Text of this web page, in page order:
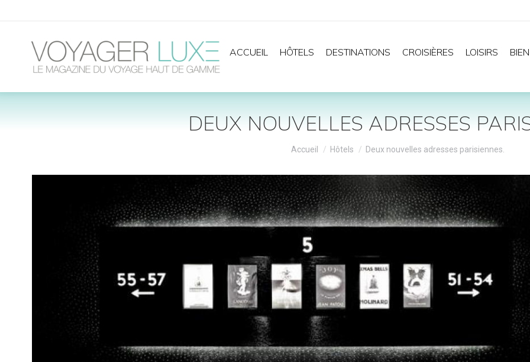
ACCUEIL HÔTELS DESTINATIONS CROISIÈRES LOISIRS
DEUX NOUVELLES ADRESSES
Vous êtes ici :
Accueil Hôtels Deux nouvelles adresses parisiennes.